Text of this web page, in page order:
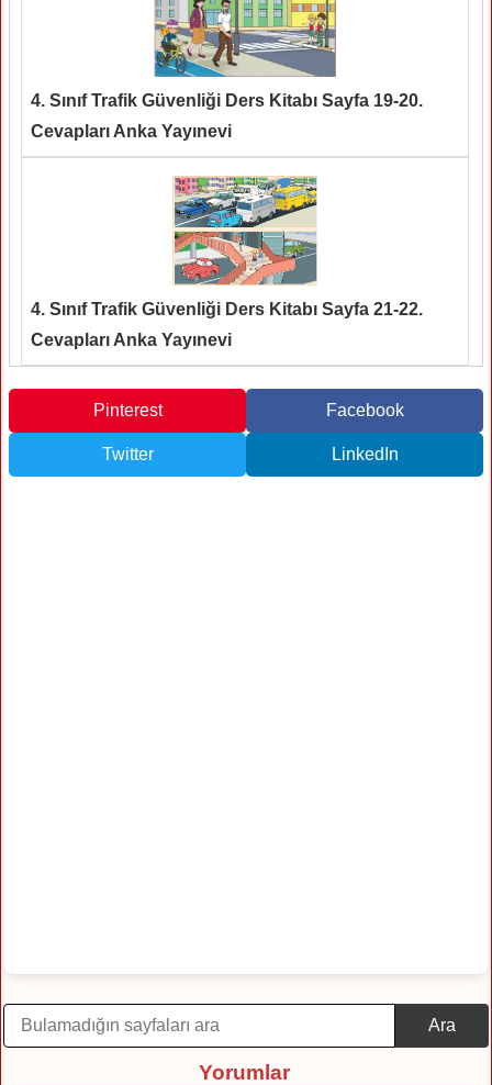
4. Sınıf Trafik Güvenliği Ders Kitabı Sayfa 19-20.
Cevapları Anka Yayınevi
4. Sınıf Trafik Güvenliği Ders Kitabı Sayfa 21-22.
Cevapları Anka Yayınevi
Pinterest Facebook
Twitter LinkedIn
Ara
Yorumlar